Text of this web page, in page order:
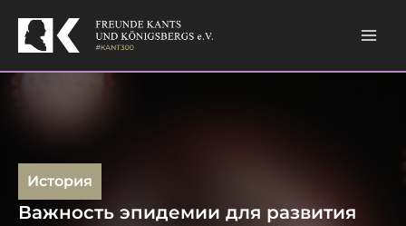
content
История
Важность эпидемии для развития